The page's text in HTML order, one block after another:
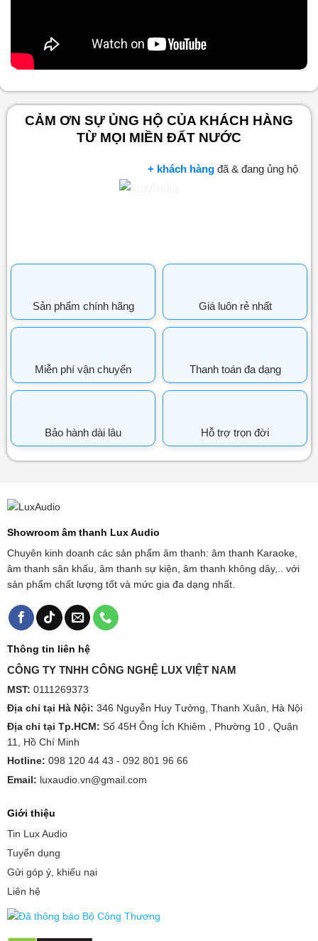
CẢM ƠN SỰ ỦNG HỘ CỦA KHÁCH HÀNG
TỪ MỌI MIỀN ĐẤT NƯỚC
+ khách hàng đã & đang ủng hộ
Sản phẩm chính hãng Giá luôn rẻ nhất
Miễn phí vận chuyển Thanh toán đa dạng
Bảo hành dài lâu Hỗ trợ trọn đời
Showroom âm thanh Lux Audio
Chuyên kinh doanh các sản phẩm âm thanh: âm thanh Karaoke,
âm thanh sân khấu, âm thanh sự kiện, âm thanh không dây,.. với
sản phẩm chất lượng tốt và mức gia đa dạng nhất.
Thông tin liên hệ
CÔNG TY TNHH CÔNG NGHỆ LUX VIỆT NAM
MST: 0111269373
Địa chỉ tại Hà Nội: 346 Nguyễn Huy Tưởng, Thanh Xuân, Hà Nội
Địa chỉ tại Tp.HCM: Số 45H Ông Ích Khiêm , Phường 10 , Quận
11, Hồ Chí Minh
Hotline: 098 120 44 43 - 092 801 96 66
Email: luxaudio.vn@gmail.com
Giới thiệu
Tin Lux Audio
Tuyển dụng
Gửi góp ý, khiếu nại
Liên hệ